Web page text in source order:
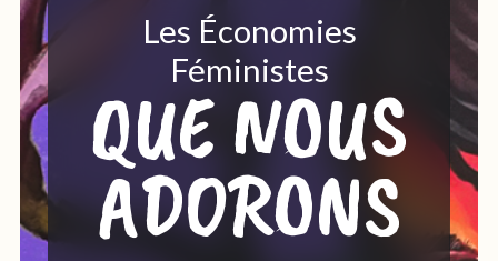
Les Économies
Féministes
QUE NOUS
ADORONS